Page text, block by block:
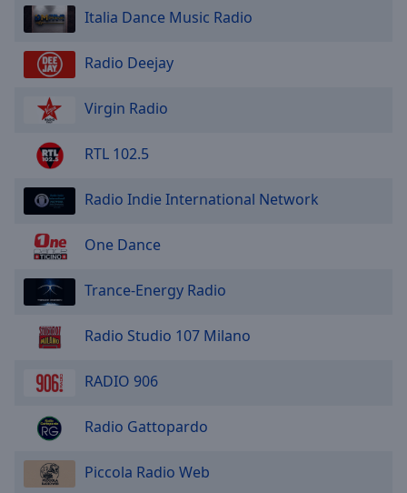
Italia Dance Music Radio
Radio Deejay
Virgin Radio
RTL 102.5
Radio Indie International Network
One Dance
Trance-Energy Radio
Radio Studio 107 Milano
RADIO 906
Radio Gattopardo
Piccola Radio Web